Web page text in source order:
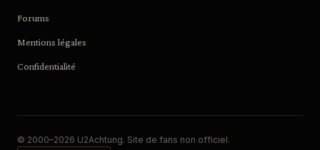
Forums
Mentions légales
Confidentialité
© 2000–2026 U2Achtung. Site de fans non officiel.